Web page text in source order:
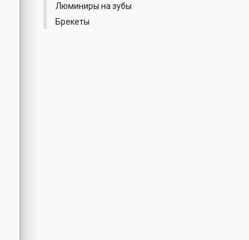
Люминиры на зубы
Брекеты